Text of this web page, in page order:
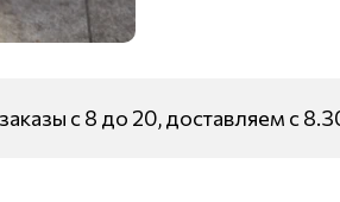
с 8 до 20, доставляем с